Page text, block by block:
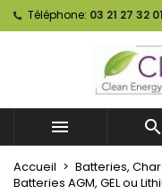
Téléphone: 03 21 27 32
 
Accueil
Batteries,
Batteries AGM, GEL ou